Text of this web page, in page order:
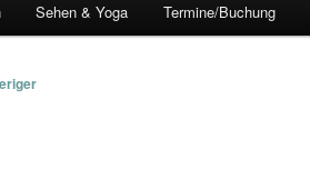
Sehen & Yoga Termine/Buchung